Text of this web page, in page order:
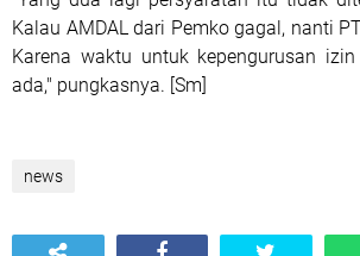
Kalau AMDAL dari Pemko gagal, nanti
Karena waktu untuk kepengurusan
ada," pungkasnya. [Sm]
news